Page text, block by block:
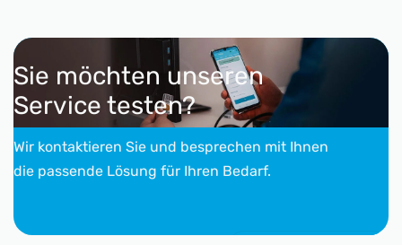
Sie möchten unseren
Service testen?
Wir kontaktieren Sie und besprechen mit Ihnen
die passende Lösung für Ihren Bedarf.